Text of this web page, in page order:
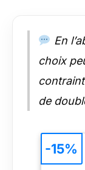
En
choix
de
-15%